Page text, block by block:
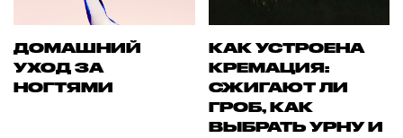
ДОМАШНИЙ
УХОД ЗА
НОГТЯМИ
КАК УСТРОЕНА
КРЕМАЦИЯ:
СЖИГАЮТ ЛИ
ГРОБ, КАК
ВЫБРАТЬ УРНУ И